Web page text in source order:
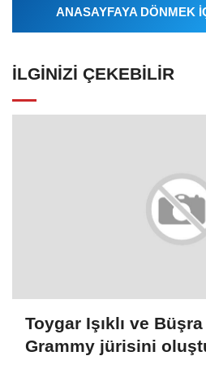
ANASAYFAYA DÖNMEK
İLGINIZI ÇEKEBILIR
Toygar Işıklı ve Büşra
Grammy jürisini